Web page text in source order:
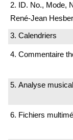
2. ID. No., Mode,
René-Jean
3. Calendriers
4. Commentaire
5. Analyse
6. Fichiers